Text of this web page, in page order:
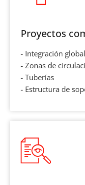
Proyectos
- Integración
- Zonas de
- Tuberías
- Estructura de